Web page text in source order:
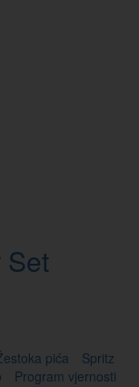
Set
pića
Spritz
Program vjernosti